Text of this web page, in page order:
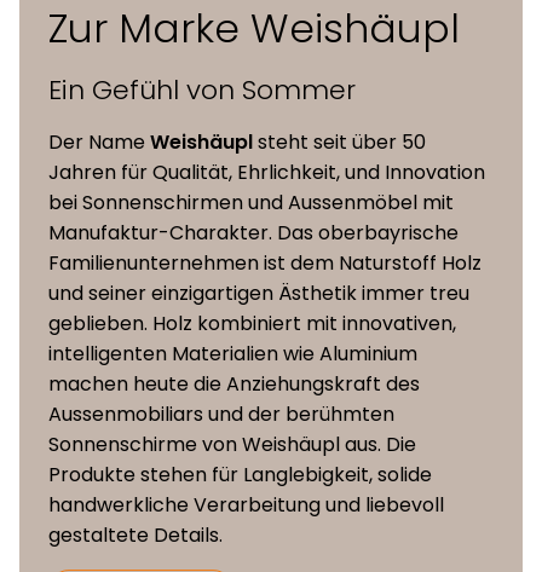
Sitzhöhe 41/46/51 cm
Zur Marke Weishäupl
Ein Gefühl von Sommer
Der NameWeishäuplsteht seit über 50
Jahren für Qualität, Ehrlichkeit, und Innovation
bei Sonnenschirmen und Aussenmöbel mit
Manufaktur-Charakter. Das oberbayrische
Familienunternehmen ist dem Naturstoff Holz
und seiner einzigartigen Ästhetik immer treu
geblieben. Holz kombiniert mit innovativen,
intelligenten Materialien wie Aluminium
machen heute die Anziehungskraft des
Aussenmobiliars und der berühmten
Sonnenschirme von Weishäupl aus. Die
Produkte stehen für Langlebigkeit, solide
handwerkliche Verarbeitung und liebevoll
gestaltete Details.